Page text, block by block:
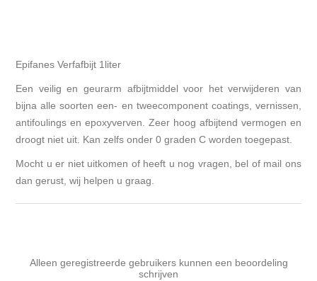
Epifanes Verfafbijt 1liter
Een veilig en geurarm afbijtmiddel voor het verwijderen van
bijna alle soorten een- en tweecomponent coatings, vernissen,
antifoulings en epoxyverven. Zeer hoog afbijtend vermogen en
droogt niet uit. Kan zelfs onder 0 graden C worden toegepast.
Mocht u er niet uitkomen of heeft u nog vragen, bel of mail ons
dan gerust, wij helpen u graag.
Alleen geregistreerde gebruikers kunnen een beoordeling
schrijven